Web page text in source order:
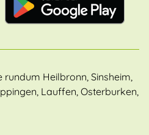
Heilbronn, Sinsheim,
Lauffen, Osterburken,